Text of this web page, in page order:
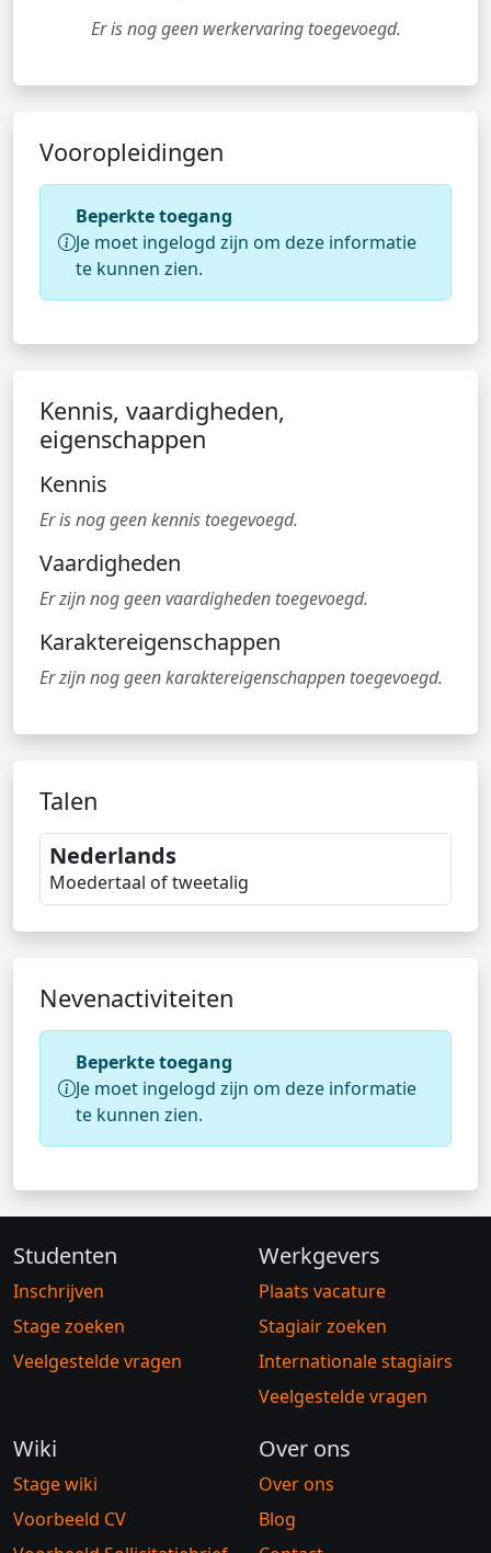
Er is nog geen werkervaring toegevoegd.
Vooropleidingen
Beperkte toegang
Je moet ingelogd zijn om deze informatie
te kunnen zien.
Kennis, vaardigheden,
eigenschappen
Kennis
Er is nog geen kennis toegevoegd.
Vaardigheden
Er zijn nog geen vaardigheden toegevoegd.
Karaktereigenschappen
Er zijn nog geen karaktereigenschappen toegevoegd.
Talen
Nederlands
Moedertaal of tweetalig
Nevenactiviteiten
Beperkte toegang
Je moet ingelogd zijn om deze informatie
te kunnen zien.
Studenten
Inschrijven
Stage zoeken
Veelgestelde vragen
Werkgevers
Plaats vacature
Stagiair zoeken
Internationale stagiairs
Veelgestelde vragen
Wiki
Stage wiki
Voorbeeld CV
Over ons
Over ons
Blog